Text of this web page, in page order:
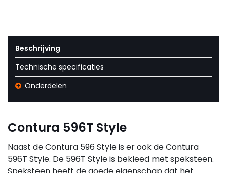
Beschrijving
Technische specificaties
Onderdelen
Contura 596T Style
Naast de Contura 596 Style is er ook de Contura
596T Style. De 596T Style is bekleed met speksteen.